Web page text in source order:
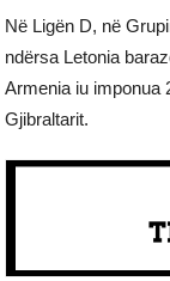
Në Ligën D, në
ndërsa Letonia
Armenia iu imponua
Gjibraltarit.